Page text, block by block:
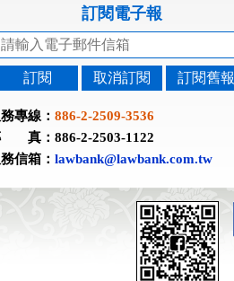
訂閱電子報
訂閱 取消訂閱 訂閱舊報
專線： 886-2-2509-3536
真：886-2-2503-1122
信箱： lawbank@lawbank.com.tw